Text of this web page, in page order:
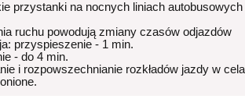
przystanki na nocnych liniach autobusowych
ruchu powodują zmiany czasów odjazdów
przyspieszenie - 1 min.
- do 4 min.
i rozpowszechnianie rozkładów jazdy w